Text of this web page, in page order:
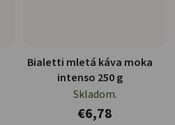
Bialetti mletá káva moka
intenso 250 g
Skladom.
€6,78